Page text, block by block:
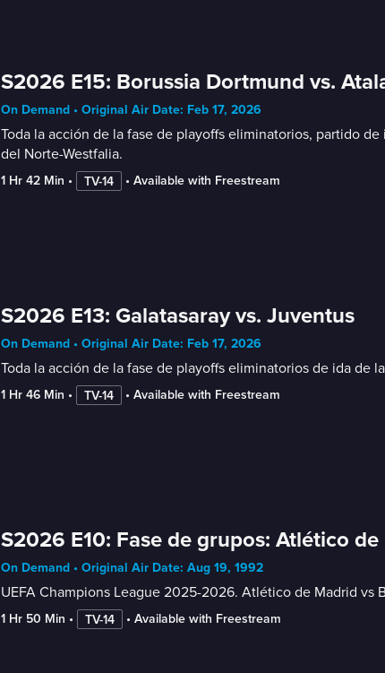
S2026 E15: Borussia Dortmund vs.
On Demand • Original Air Date: Feb 17, 2026
Toda la acción de la fase de playoffs eliminatorios, partido
del Norte-Westfalia.
1 Hr 42 Min • TV-14 • Available with Freestream
S2026 E13: Galatasaray vs. Juventus
On Demand • Original Air Date: Feb 17, 2026
Toda la acción de la fase de playoffs eliminatorios de ida de
1 Hr 46 Min • TV-14 • Available with Freestream
S2026 E10: Fase de grupos: Atlético
On Demand • Original Air Date: Aug 19, 1992
UEFA Champions League 2025-2026. Atlético de Madrid vs
1 Hr 50 Min • TV-14 • Available with Freestream